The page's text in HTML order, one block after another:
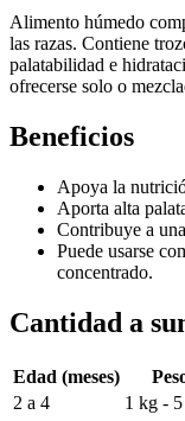
Alimento húmedo
las razas. Contiene
palatabilidad e
ofrecerse solo o
Beneficios
Apoya la
Aporta alta
Contribuye a
Puede usarse
concentrado.
Cantidad a
Edad (meses)
2 a 4
1 kg -